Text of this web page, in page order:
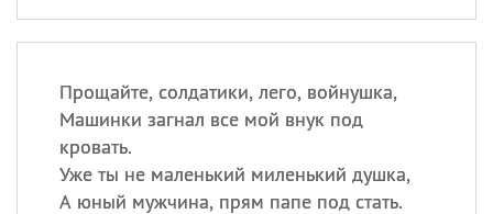
Прощайте, солдатики, лего, войнушка,
Машинки загнал все мой внук под
кровать.
Уже ты не маленький миленький душка,
А юный мужчина, прям папе под стать.